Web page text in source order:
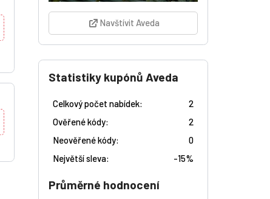
Navštívit Aveda
Statistiky kupónů Aveda
Celkový počet nabídek:
2
Ověřené kódy:
2
Neověřené kódy:
0
Největší sleva:
-15%
Průměrné hodnocení